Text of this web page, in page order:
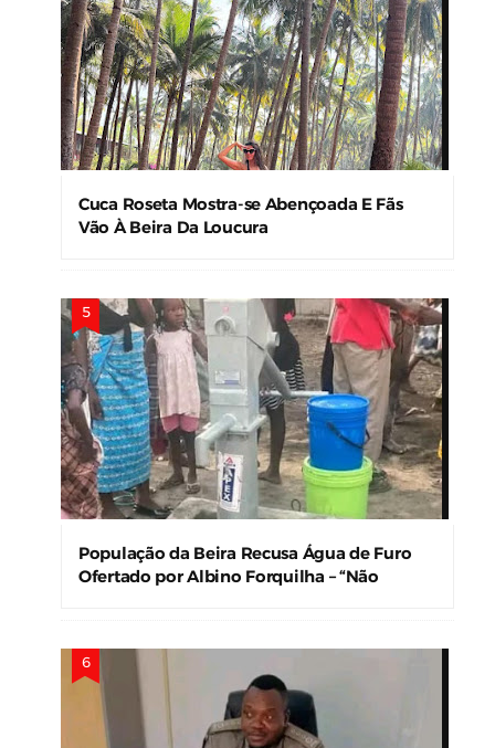
Cuca Roseta Mostra-se Abençoada E Fãs
Vão À Beira Da Loucura
População da Beira Recusa Água de Furo
Ofertado por Albino Forquilha – “Não